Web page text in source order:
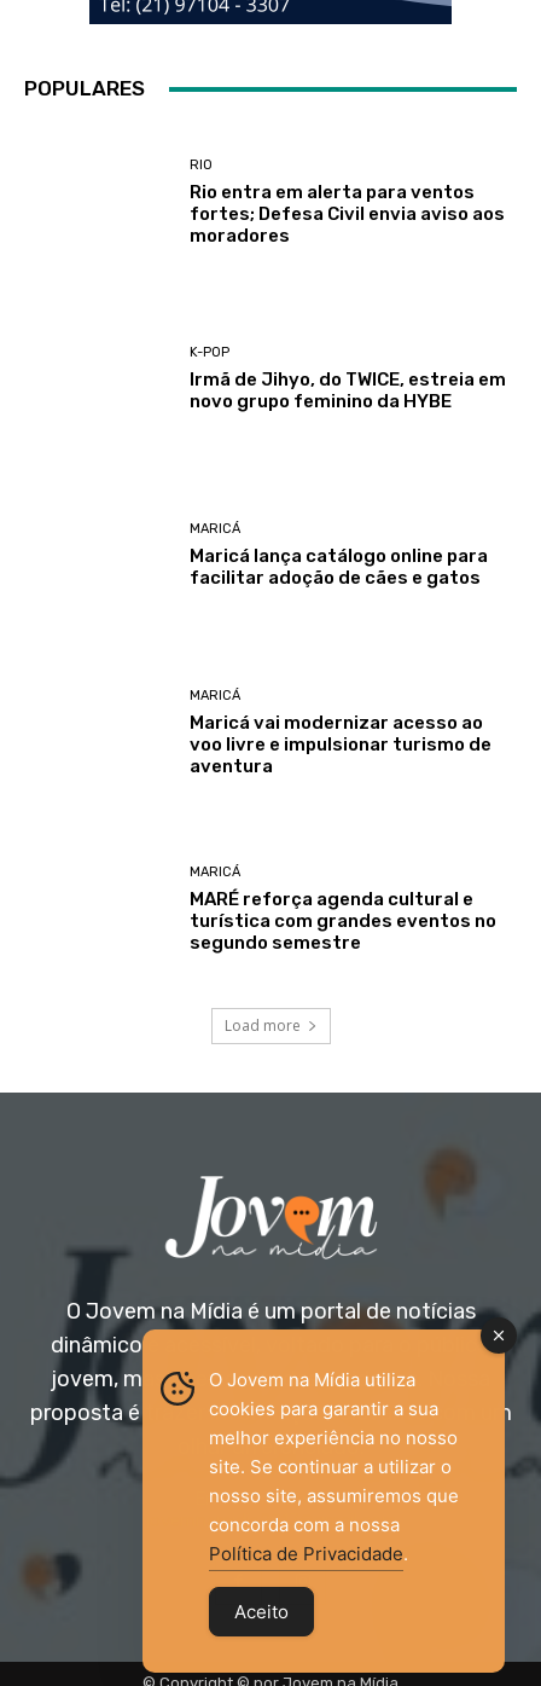
POPULARES
RIO
Rio entra em alerta para ventos
fortes; Defesa Civil envia aviso aos
moradores
K-POP
Irmã de Jihyo, do TWICE, estreia em
novo grupo feminino da HYBE
MARICÁ
Maricá lança catálogo online para
facilitar adoção de cães e gatos
MARICÁ
Maricá vai modernizar acesso ao
voo livre e impulsionar turismo de
aventura
MARICÁ
MARÉ reforça agenda cultural e
turística com grandes eventos no
segundo semestre
Load more
O Jovem na Mídia é um portal de notícias
dinâmico e acessível, voltado para o público
jovem, mas aberto a todas as idades. Nossa
proposta é trazer informação relevante com um
olhar diferenciado.
Entre em contato:
jovemnamidia2017@gmail.com
O Jovem na Mídia utiliza
cookies para garantir a sua
melhor experiência no nosso
site. Se continuar a utilizar o
nosso site, assumiremos que
concorda com a nossa
Política de Privacidade.
Aceito